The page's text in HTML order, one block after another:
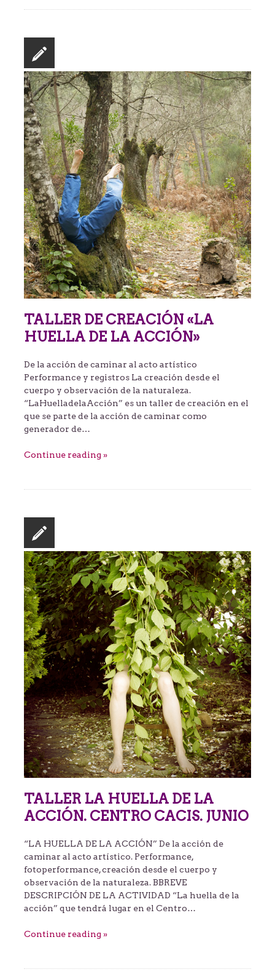
TALLER DE CREACIÓN «LA
HUELLA DE LA ACCIÓN»
De la acción de caminar al acto artístico
Performance y registros La creación desde el
cuerpo y observación de la naturaleza.
“LaHuelladelaAcción” es un taller de creación en el
que se parte de la acción de caminar como
generador de…
Continue reading »
TALLER LA HUELLA DE LA
ACCIÓN. CENTRO CACIS. JUNIO
“LA HUELLA DE LA ACCIÓN” De la acción de
caminar al acto artístico. Performance,
fotoperformance, creación desde el cuerpo y
observación de la naturaleza. BBREVE
DESCRIPCIÓN DE LA ACTIVIDAD “La huella de la
acción” que tendrá lugar en el Centro…
Continue reading »